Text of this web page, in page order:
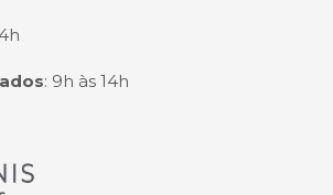
: 9h às 14h